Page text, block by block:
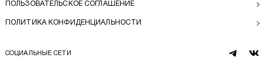
ПОЛЬЗОВАТЕЛЬСКОЕ СОГЛАШЕНИЕ
ПОЛИТИКА КОНФИДЕНЦИАЛЬНОСТИ
СОЦИАЛЬНЫЕ СЕТИ
telegram
vk